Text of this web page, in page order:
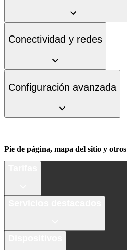
Conectividad y redes
Configuración avanzada
Pie de página, mapa del sitio y